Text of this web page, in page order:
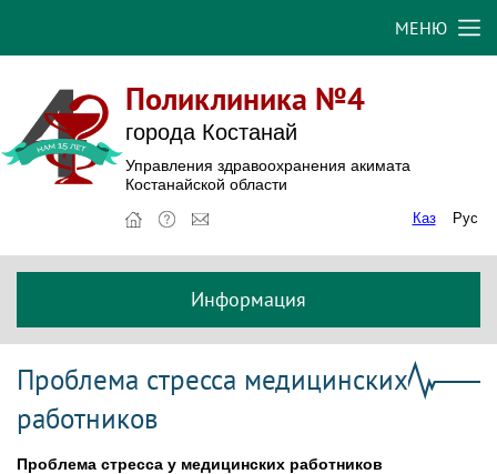
МЕНЮ
Поликлиника №4
города Костанай
Управления здравоохранения акимата
Костанайской области
Каз Рус
Информация
Проблема стресса медицинских
работников
Проблема стресса у медицинских работников